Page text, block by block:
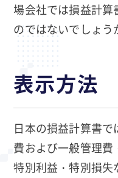
場会社では損益計
のではないでしょう
表示方法
日本の損益計算書
費および一般管理費
特別利益・特別損